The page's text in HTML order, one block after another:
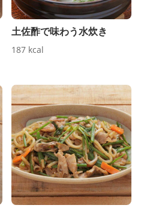
土佐酢で味わう水炊き
187 kcal